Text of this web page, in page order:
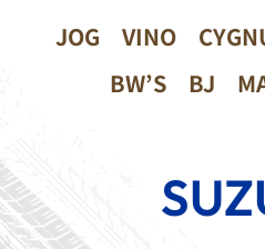
JOG VINO
BW’S
BJ